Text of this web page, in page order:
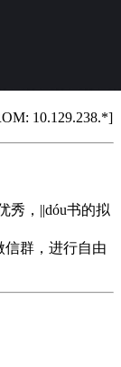
10.129.238.*]
秀，||dóu书的拟
信群，进行自由